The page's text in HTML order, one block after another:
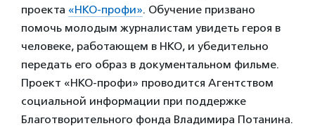
проекта «НКО-профи». Обучение призвано
помочь молодым журналистам увидеть героя в
человеке, работающем в НКО, и убедительно
передать его образ в документальном фильме.
Проект «НКО-профи» проводится Агентством
социальной информации при поддержке
Благотворительного фонда Владимира Потанина.